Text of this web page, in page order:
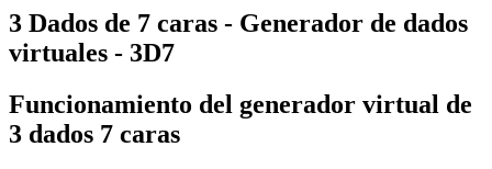
3 Dados de 7 caras - Generador de dados
virtuales - 3D7
Funcionamiento del generador virtual de
3 dados 7 caras